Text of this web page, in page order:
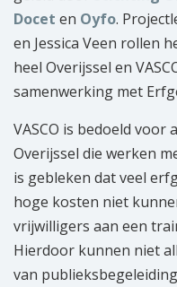
Docet en Oyfo.
en Jessica Veen rollen
heel Overijssel en
samenwerking met
VASCO is bedoeld
Overijssel die werken
is gebleken dat veel
hoge kosten niet
vrijwilligers aan een
Hierdoor kunnen niet
van